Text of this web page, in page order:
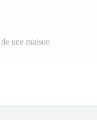
une maison